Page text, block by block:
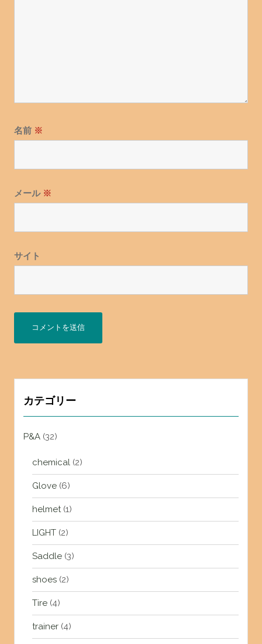
名前 ※
メール ※
サイト
カテゴリー
P&A(32)
chemical(2)
Glove(6)
helmet(1)
LIGHT(2)
Saddle(3)
shoes(2)
Tire(4)
trainer(4)